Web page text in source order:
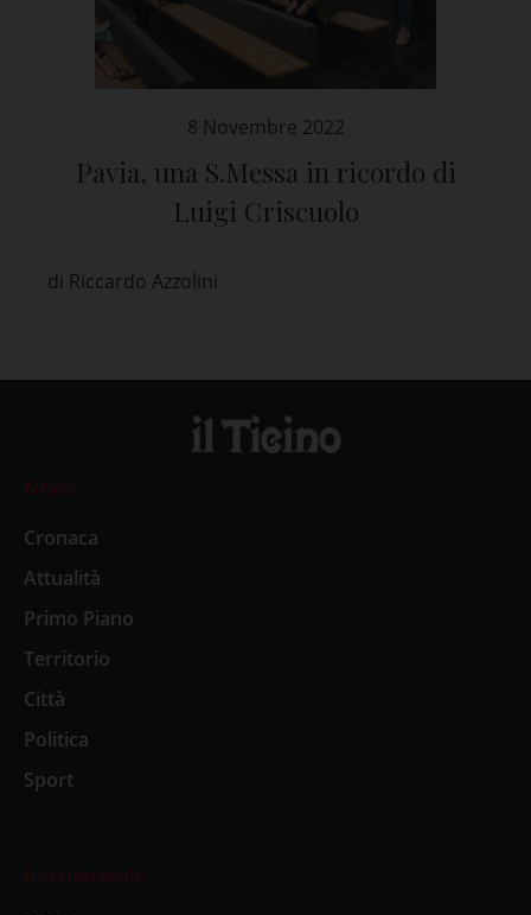
8 Novembre 2022
Pavia, una S.Messa in ricordo di
Luigi Criscuolo
di Riccardo Azzolini
News
Cronaca
Attualità
Primo Piano
Territorio
Città
Politica
Sport
Il settimanale